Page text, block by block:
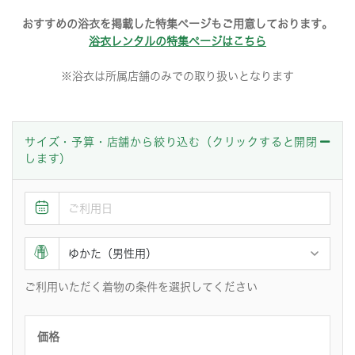
おすすめの浴衣を掲載した特集ページもご用意しております。
浴衣レンタルの特集ページはこちら
※浴衣は所属店舗のみでの取り扱いとなります
サイズ・予算・店舗から絞り込む（クリックすると開閉
します）
ご利用いただく着物の条件を選択してください
価格